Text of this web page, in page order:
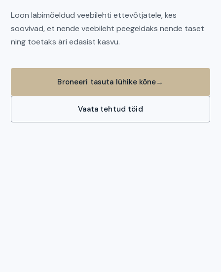
Loon läbimõeldud veebilehti ettevõtjatele, kes
soovivad, et nende veebileht peegeldaks nende taset
ning toetaks äri edasist kasvu.
Broneeri tasuta lühike kõne→
Vaata tehtud töid